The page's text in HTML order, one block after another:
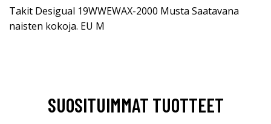
Takit Desigual 19WWEWAX-2000 Musta Saatavana
naisten kokoja. EU M
SUOSITUIMMAT TUOTTEET